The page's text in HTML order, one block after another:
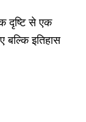
दृष्टि से एक
इतिहास